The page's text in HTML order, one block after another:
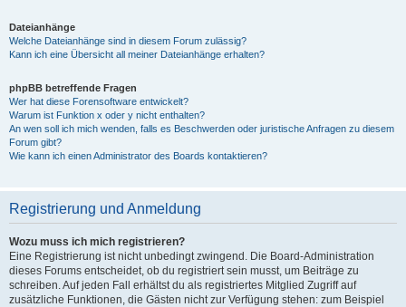
Dateianhänge
Welche Dateianhänge sind in diesem Forum zulässig?
Kann ich eine Übersicht all meiner Dateianhänge erhalten?
phpBB betreffende Fragen
Wer hat diese Forensoftware entwickelt?
Warum ist Funktion x oder y nicht enthalten?
An wen soll ich mich wenden, falls es Beschwerden oder juristische Anfragen zu diesem
Forum gibt?
Wie kann ich einen Administrator des Boards kontaktieren?
Registrierung und Anmeldung
Wozu muss ich mich registrieren?
Eine Registrierung ist nicht unbedingt zwingend. Die Board-Administration
dieses Forums entscheidet, ob du registriert sein musst, um Beiträge zu
schreiben. Auf jeden Fall erhältst du als registriertes Mitglied Zugriff auf
zusätzliche Funktionen, die Gästen nicht zur Verfügung stehen: zum Beispiel